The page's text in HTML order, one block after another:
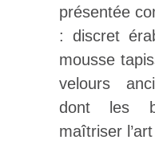
présentée
: discret
mousse
velours
dont les
maîtriser